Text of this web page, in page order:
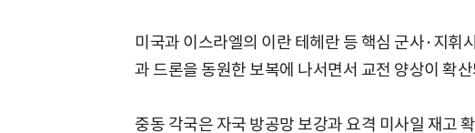
미국과 이스라엘의 이란 테헤란 등 핵심 군사·지휘
과 드론을 동원한 보복에 나서면서 교전 양상이 확
중동 각국은 자국 방공망 보강과 요격 미사일 재고